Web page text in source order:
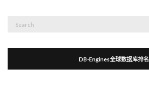
DB-Engines全球数据库排名